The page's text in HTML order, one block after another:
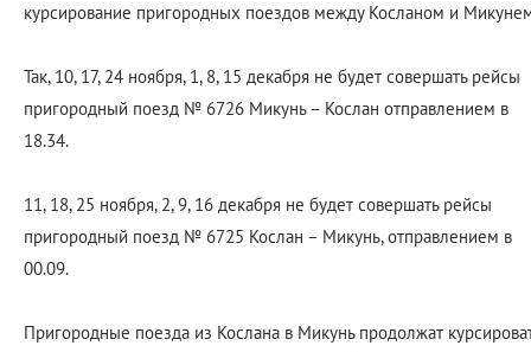
курсирование пригородных поездов между Косланом и
Так, 10, 17, 24 ноября, 1, 8, 15 декабря не будет совершать рейсы
пригородный поезд № 6726 Микунь – Кослан отправлением в
18.34.
11, 18, 25 ноября, 2, 9, 16 декабря не будет совершать рейсы
пригородный поезд № 6725 Кослан – Микунь, отправлением в
00.09.
Пригородные поезда из Кослана в Микунь продолжат